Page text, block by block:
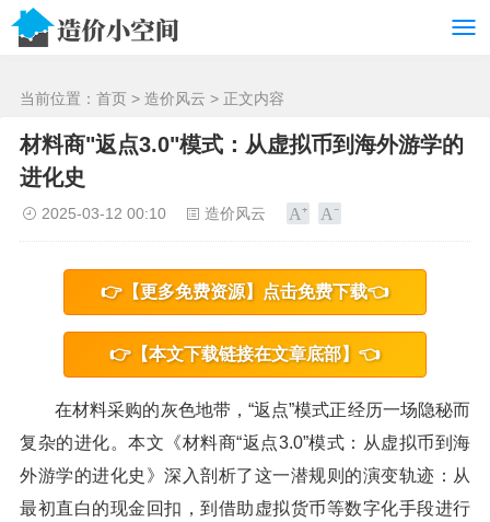
当前位置： 首页 > 造价风云 > 正文内容
材料商"返点3.0"模式：从虚拟币到海外游学的
进化史
2025-03-12 00:10 造价风云
👉【更多免费资源】点击免费下载👈
👉【本文下载链接在文章底部】👈
在材料采购的灰色地带，“返点”模式正经历一场隐秘而
复杂的进化。本文《材料商“返点3.0”模式：从虚拟币到海
外游学的进化史》深入剖析了这一潜规则的演变轨迹：从
最初直白的现金回扣，到借助虚拟货币等数字化手段进行